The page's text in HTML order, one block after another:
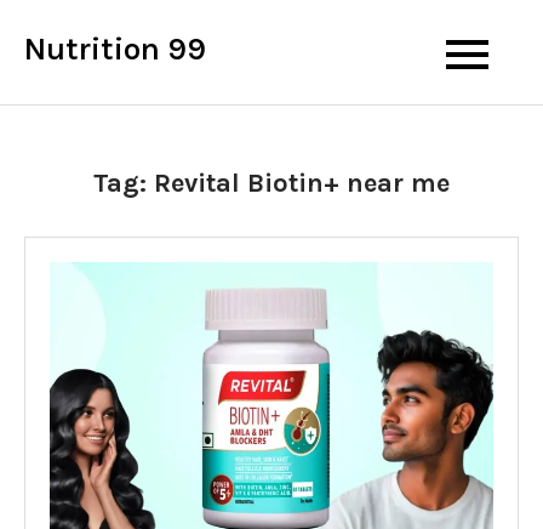
Nutrition 99
Tag: Revital Biotin+ near me